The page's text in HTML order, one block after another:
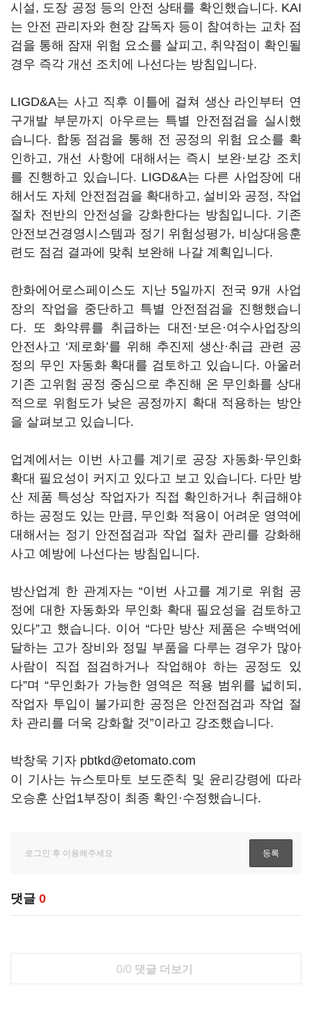
시설, 도장 공정 등의 안전 상태를 확인했습니다. KAI
는 안전 관리자와 현장 감독자 등이 참여하는 교차 점
검을 통해 잠재 위험 요소를 살피고, 취약점이 확인될
경우 즉각 개선 조치에 나선다는 방침입니다.
LIGD&A는 사고 직후 이틀에 걸쳐 생산 라인부터 연
구개발 부문까지 아우르는 특별 안전점검을 실시했
습니다. 합동 점검을 통해 전 공정의 위험 요소를 확
인하고, 개선 사항에 대해서는 즉시 보완·보강 조치
를 진행하고 있습니다. LIGD&A는 다른 사업장에 대
해서도 자체 안전점검을 확대하고, 설비와 공정, 작업
절차 전반의 안전성을 강화한다는 방침입니다. 기존
안전보건경영시스템과 정기 위험성평가, 비상대응훈
련도 점검 결과에 맞춰 보완해 나갈 계획입니다.
한화에어로스페이스도 지난 5일까지 전국 9개 사업
장의 작업을 중단하고 특별 안전점검을 진행했습니
다. 또 화약류를 취급하는 대전·보은·여수사업장의
안전사고 ‘제로화’를 위해 추진제 생산·취급 관련 공
정의 무인 자동화 확대를 검토하고 있습니다. 아울러
기존 고위험 공정 중심으로 추진해 온 무인화를 상대
적으로 위험도가 낮은 공정까지 확대 적용하는 방안
을 살펴보고 있습니다.
업계에서는 이번 사고를 계기로 공장 자동화·무인화
확대 필요성이 커지고 있다고 보고 있습니다. 다만 방
산 제품 특성상 작업자가 직접 확인하거나 취급해야
하는 공정도 있는 만큼, 무인화 적용이 어려운 영역에
대해서는 정기 안전점검과 작업 절차 관리를 강화해
사고 예방에 나선다는 방침입니다.
방산업계 한 관계자는 “이번 사고를 계기로 위험 공
정에 대한 자동화와 무인화 확대 필요성을 검토하고
있다”고 했습니다. 이어 “다만 방산 제품은 수백억에
달하는 고가 장비와 정밀 부품을 다루는 경우가 많아
사람이 직접 점검하거나 작업해야 하는 공정도 있
다”며 “무인화가 가능한 영역은 적용 범위를 넓히되,
작업자 투입이 불가피한 공정은 안전점검과 작업 절
차 관리를 더욱 강화할 것”이라고 강조했습니다.
박창욱 기자 pbtkd@etomato.com
이 기사는 뉴스토마토 보도준칙 및 윤리강령에 따라
오승훈 산업1부장이 최종 확인·수정했습니다.
댓글 0
0/0 댓글 더보기